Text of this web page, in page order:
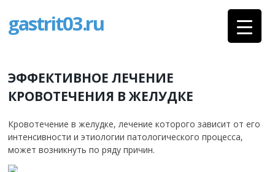
gastrit03.ru
ЭФФЕКТИВНОЕ ЛЕЧЕНИЕ
КРОВОТЕЧЕНИЯ В ЖЕЛУДКЕ
Кровотечение в желудке, лечение которого зависит от его
интенсивности и этиологии патологического процесса,
может возникнуть по ряду причин.